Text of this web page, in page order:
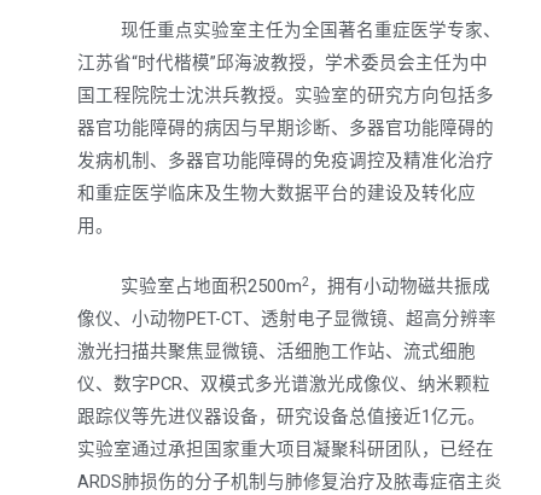
现任重点实验室主任为全国著名重症医学专家、
江苏省“时代楷模”邱海波教授，学术委员会主任为中
国工程院院士沈洪兵教授。实验室的研究方向包括多
器官功能障碍的病因与早期诊断、多器官功能障碍的
发病机制、多器官功能障碍的免疫调控及精准化治疗
和重症医学临床及生物大数据平台的建设及转化应
用。
实验室占地面积2500m2，拥有小动物磁共振成
像仪、小动物PET-CT、透射电子显微镜、超高分辨率
激光扫描共聚焦显微镜、活细胞工作站、流式细胞
仪、数字PCR、双模式多光谱激光成像仪、纳米颗粒
跟踪仪等先进仪器设备，研究设备总值接近1亿元。
实验室通过承担国家重大项目凝聚科研团队，已经在
ARDS肺损伤的分子机制与肺修复治疗及脓毒症宿主炎